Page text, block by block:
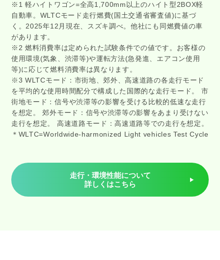
※1 軽ハイトワゴン=全高1,700mm以上のハイト型2BOX軽
自動車。WLTCモード走行燃費(国土交通省審査値)に基づ
く。2025年12月現在、スズキ調べ。他社にも同燃費値の車
があります。
※2 燃料消費率は定められた試験条件での値です。お客様の
使用環境(気象、渋滞等)や運転方法(急発進、エアコン使用
等)に応じて燃料消費率は異なります。
※3 WLTCモード：市街地、郊外、高速道路の各走行モード
を平均的な使用時間配分で構成した国際的な走行モード。 市
街地モード：信号や渋滞等の影響を受ける比較的低速な走行
を想定。 郊外モード：信号や渋滞等の影響をあまり受けない
走行を想定。 高速道路モード：高速道路等での走行を想定。
＊WLTC=Worldwide-harmonized Light vehicles Test Cycle
走行・環境性能について
詳しくはこちら